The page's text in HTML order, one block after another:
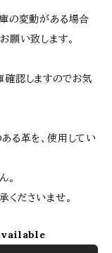
の変動がある場合
願い致します。
認しますのでお気
る革を、使用してい
。
ださいませ。